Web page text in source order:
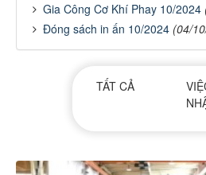
Gia Công Cơ Khí Phay 10/2024
Đóng sách in ấn 10/2024 (04/
TẤT CẢ